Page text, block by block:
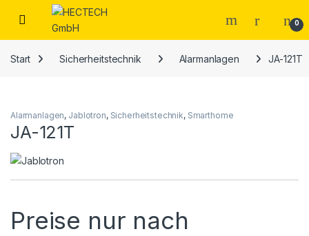
Open 0
Start Sicherheitstechnik Alarmanlagen JA-121T
Alarmanlagen, Jablotron, Sicherheitstechnik, Smarthome
JA-121T
Preise nur nach